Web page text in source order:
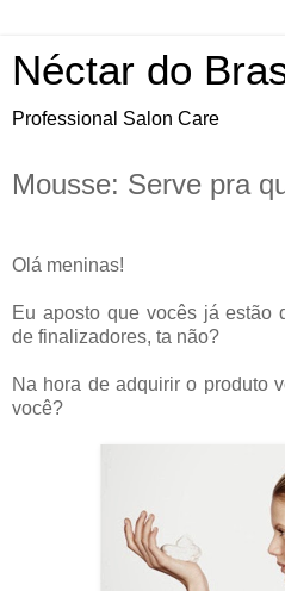
Néctar do
Professional Salon Care
Mousse: Serve pra
Olá meninas!
Eu aposto que vocês já estão
de finalizadores, ta não?
Na hora de adquirir o produto
você?